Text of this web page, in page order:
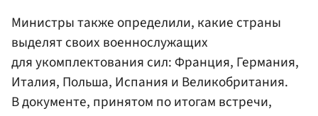
Министры также определили, какие страны
выделят своих военнослужащих
для укомплектования сил: Франция, Германия,
Италия, Польша, Испания и Великобритания.
В документе, принятом по итогам встречи,